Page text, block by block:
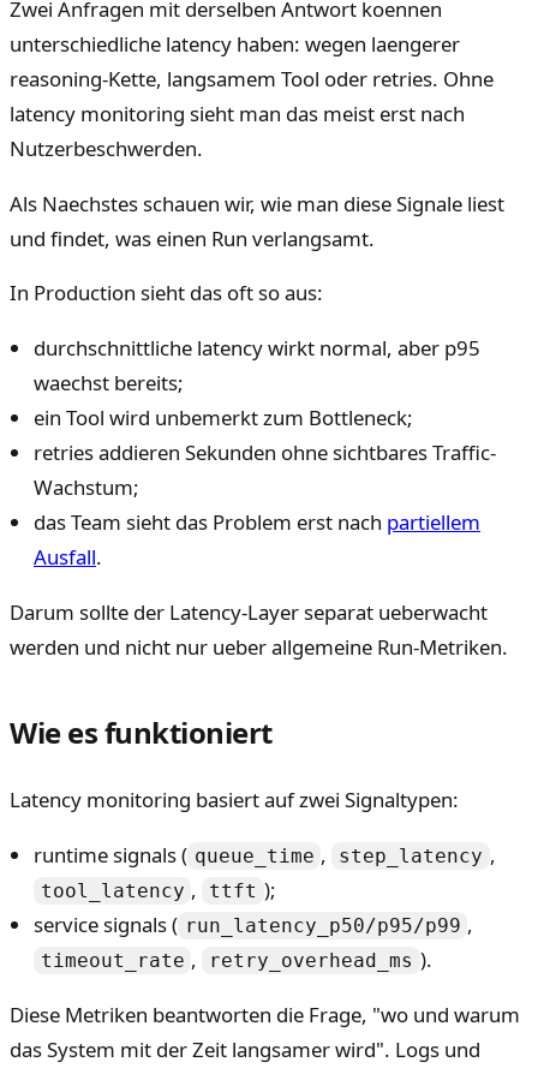
Zwei Anfragen mit derselben Antwort koennen
unterschiedliche latency haben: wegen laengerer
reasoning-Kette, langsamem Tool oder retries. Ohne
latency monitoring sieht man das meist erst nach
Nutzerbeschwerden.
Als Naechstes schauen wir, wie man diese Signale liest
und findet, was einen Run verlangsamt.
In Production sieht das oft so aus:
durchschnittliche latency wirkt normal, aber p95
waechst bereits;
ein Tool wird unbemerkt zum Bottleneck;
retries addieren Sekunden ohne sichtbares Traffic-
Wachstum;
das Team sieht das Problem erst nach partiellem
Ausfall.
Darum sollte der Latency-Layer separat ueberwacht
werden und nicht nur ueber allgemeine Run-Metriken.
Wie es funktioniert
Latency monitoring basiert auf zwei Signaltypen:
runtime signals ( queue_time , step_latency ,
tool_latency , ttft );
service signals ( run_latency_p50/p95/p99 ,
timeout_rate , retry_overhead_ms ).
Diese Metriken beantworten die Frage, "wo und warum
das System mit der Zeit langsamer wird". Logs und